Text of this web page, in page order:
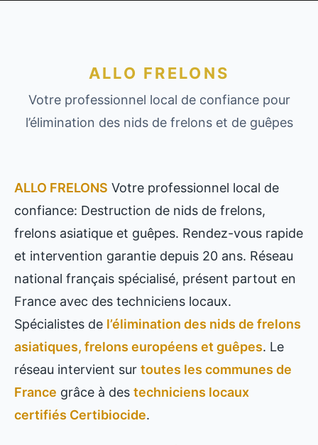
ALLO FRELONS
Votre professionnel local de confiance pour
l’élimination des nids de frelons et de guêpes
ALLO FRELONS Votre professionnel local de
confiance: Destruction de nids de frelons,
frelons asiatique et guêpes. Rendez-vous rapide
et intervention garantie depuis 20 ans. Réseau
national français spécialisé, présent partout en
France avec des techniciens locaux.
Spécialistes de l’élimination des nids de frelons
asiatiques, frelons européens et guêpes. Le
réseau intervient sur toutes les communes de
France grâce à des techniciens locaux
certifiés Certibiocide.